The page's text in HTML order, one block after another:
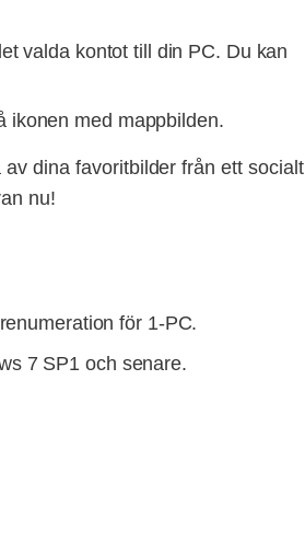
valda kontot till din PC. Du kan
ikonen med mappbilden.
dina favoritbilder från ett socialt
nu!
för 1-PC.
7 SP1 och senare.